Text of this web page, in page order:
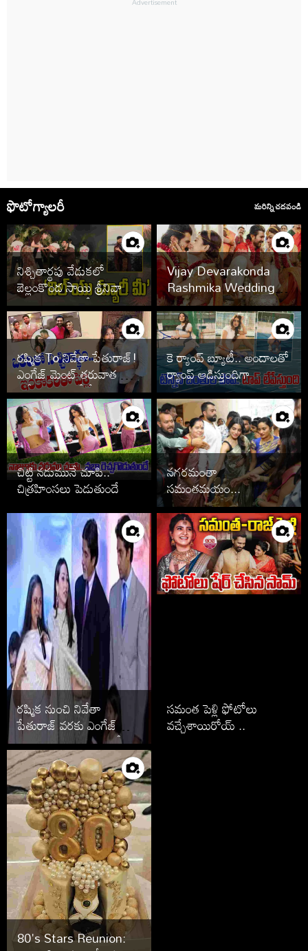
ఫొటోగ్యాలరీ మరిన్ని చదవండి
నిశ్చితార్థపు వేడుకలో
బెల్లంకొండ సాయి శ్రీనివాస్,
కావ్య రెడ్డి.. ఫొటోలు వైరల్
Vijay Devarakonda
Rashmika Wedding
Photos
రష్మిక To నివేతా పేతురాజ్!
ఎంగేజ్ మెంట్ తరువాత పెళ్లి
ఆపేసిన స్టార్స్ వీరే
కె ర్యాంప్ బ్యూటీ.. అందాలతో
ర్యాంప్ ఆడిస్తుందిగా
చిట్టి నడుమునే చూపి..
చిత్రహింసలు పెడుతుందే
నగరమంతా
సమంతమయం...
రష్మిక నుంచి నివేతా
పేతురాజ్ వరకు ఎంగేజ్
మెంట్ తరువాత పెళ్లి ఆపేసిన
స్టార్స్ వీరే
సమంత పెళ్లి ఫోటోలు
వచ్చేశాయిరోయ్ ..
80's Stars Reunion: